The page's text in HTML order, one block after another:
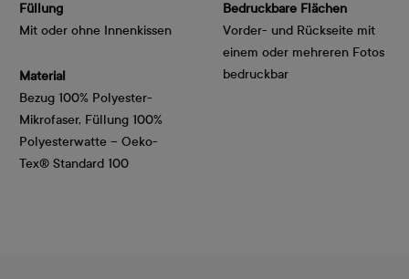
Füllung
Mit oder ohne Innenkissen
Material
Bezug 100% Polyester-
Mikrofaser, Füllung 100%
Polyesterwatte – Oeko-
Tex® Standard 100
Bedruckbare Flächen
Vorder- und Rückseite mit
einem oder mehreren Fotos
bedruckbar